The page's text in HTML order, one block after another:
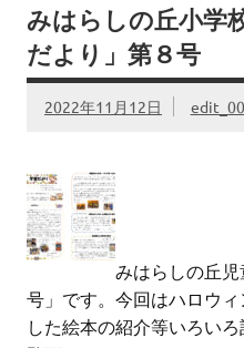
みはらしの丘小学
だより」第８号
2022年11月12日 edit_00
みはらしの丘
号」です。今回はハロウ
した絵本の紹介等いろい